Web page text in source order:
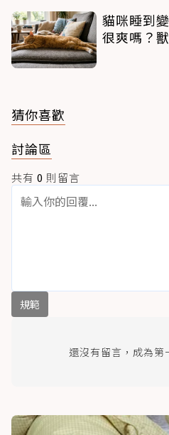
貓咪睡到
很爽嗎？
猜你喜歡
討論區
共有 0 則留言
規範
還沒有留言，成為第